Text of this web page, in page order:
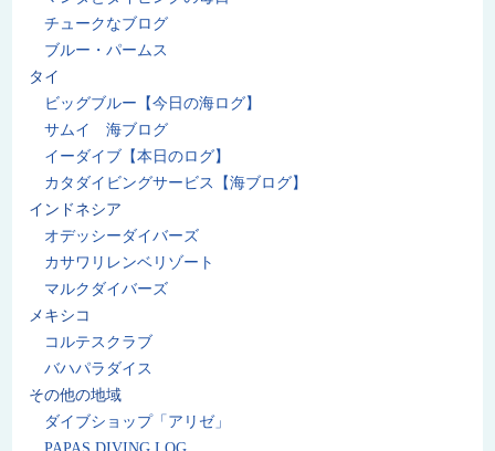
チュークなブログ
ブルー・パームス
タイ
ビッグブルー【今日の海ログ】
サムイ 海ブログ
イーダイブ【本日のログ】
カタダイビングサービス【海ブログ】
インドネシア
オデッシーダイバーズ
カサワリレンベリゾート
マルクダイバーズ
メキシコ
コルテスクラブ
バハパラダイス
その他の地域
ダイブショップ「アリゼ」